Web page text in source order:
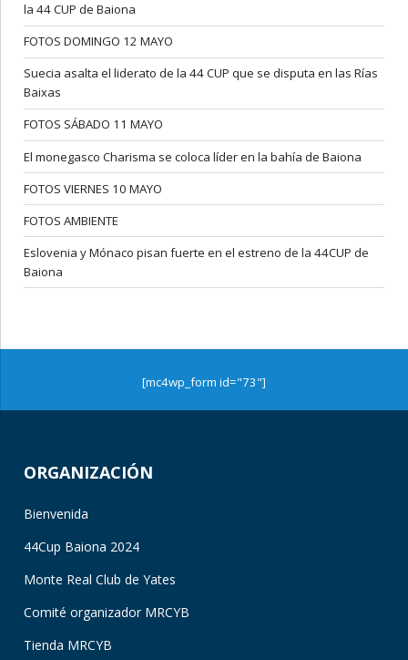
la 44 CUP de Baiona
FOTOS DOMINGO 12 MAYO
Suecia asalta el liderato de la 44 CUP que se disputa en las Rías
Baixas
FOTOS SÁBADO 11 MAYO
El monegasco Charisma se coloca líder en la bahía de Baiona
FOTOS VIERNES 10 MAYO
FOTOS AMBIENTE
Eslovenia y Mónaco pisan fuerte en el estreno de la 44CUP de
Baiona
[mc4wp_form id="73"]
ORGANIZACIÓN
Bienvenida
44Cup Baiona 2024
Monte Real Club de Yates
Comité organizador MRCYB
Tienda MRCYB